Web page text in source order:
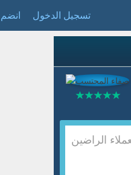
انضم تسجيل الدخول